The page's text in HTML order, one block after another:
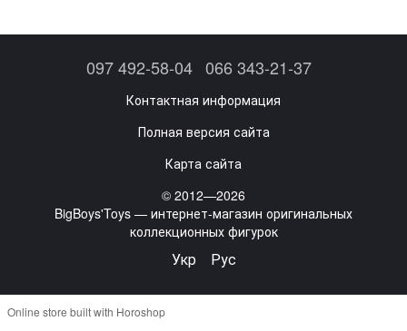
097 492-58-04 066 343-21-37
Контактная информация
Полная версия сайта
Карта сайта
© 2012—2026
BigBoys'Toys — интернет-магазин оригинальных
коллекционных фигурок
Укр Рус
Online store built with Horoshop